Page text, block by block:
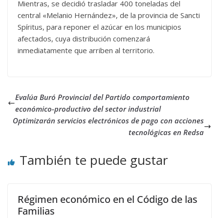
Mientras, se decidió trasladar 400 toneladas del
central «Melanio Hernández», de la provincia de Sancti
Spíritus, para reponer el azúcar en los municipios
afectados, cuya distribución comenzará
inmediatamente que arriben al territorio.
Evalúa Buró Provincial del Partido comportamiento
económico-productivo del sector industrial
Optimizarán servicios electrónicos de pago con acciones
tecnológicas en Redsa
También te puede gustar
Régimen económico en el Código de las
Familias